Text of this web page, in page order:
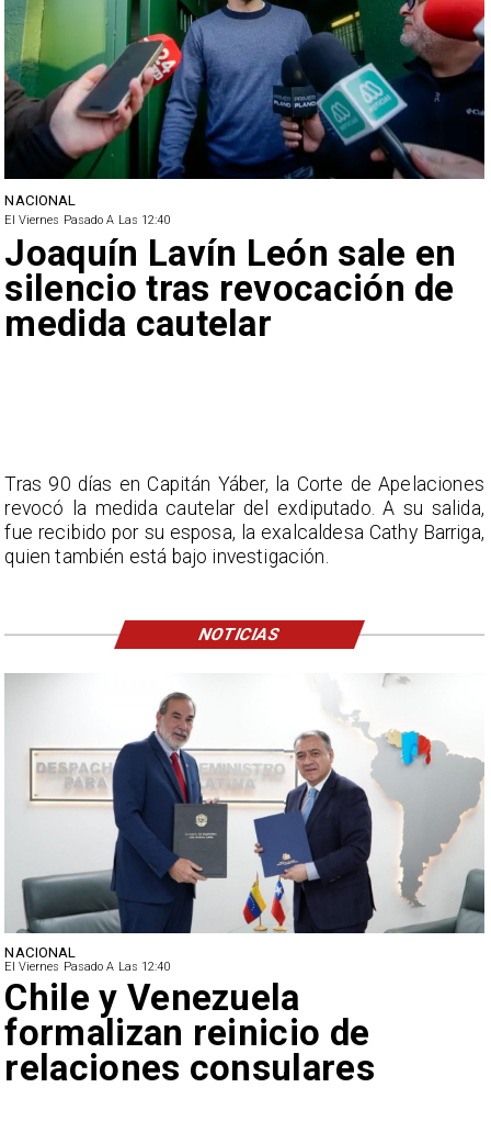
NACIONAL
El Viernes Pasado A Las 12:40
Feriantes rechazan dichos
de Camila Flores sobre
Fabiola Campillai
NACIONAL
El Viernes Pasado A Las 12:40
Joaquín Lavín León sale en
silencio tras revocación de
medida cautelar
Tras 90 días en Capitán Yáber, la Corte de Apelaciones
revocó la medida cautelar del exdiputado. A su salida,
fue recibido por su esposa, la exalcaldesa Cathy Barriga,
quien también está bajo investigación.
NOTICIAS